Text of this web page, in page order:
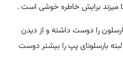
میزند برایش خاطره خوشی است .
را دوست داشته و از دیدن
بارسلونای پپ را بیشتر دوست